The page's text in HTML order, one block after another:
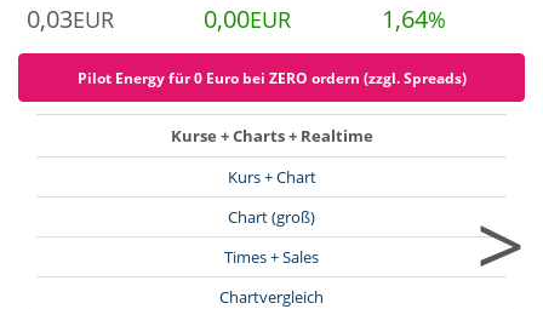
0,03EUR 0,00EUR 1,64%
Pilot Energy für 0 Euro bei ZERO ordern (zzgl. Spreads)
Kurse + Charts + Realtime
Kurs + Chart
Chart (groß)
Times + Sales
Chartvergleich
>